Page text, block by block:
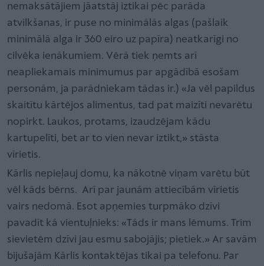
nemaksātājiem jāatstāj iztikai pēc parāda
atvilkšanas, ir puse no minimālās algas (pašlaik
minimālā alga ir 360 eiro uz papīra) neatkarīgi no
cilvēka ienākumiem. Vērā tiek ņemts arī
neapliekamais minimumus par apgādībā esošam
personām, ja parādniekam tādas ir.) «Ja vēl papildus
skaitītu kārtējos alimentus, tad pat maizīti nevarētu
nopirkt. Laukos, protams, izaudzējam kādu
kartupelīti, bet ar to vien nevar iztikt,» stāsta
vīrietis.
Kārlis nepieļauj domu, ka nākotnē viņam varētu būt
vēl kāds bērns. Arī par jaunām attiecībām vīrietis
vairs nedomā. Esot apņemies turpmāko dzīvi
pavadīt kā vientuļnieks: «Tāds ir mans lēmums. Trim
sievietēm dzīvi jau esmu sabojājis; pietiek.» Ar savām
bijušajām Kārlis kontaktējas tikai pa telefonu. Par